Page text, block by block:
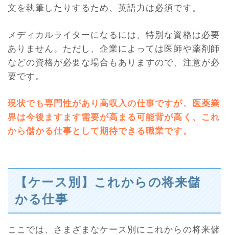
文を執筆したりするため、英語力は必須です。
メディカルライターになるには、特別な資格は必要
ありません。ただし、企業によっては医師や薬剤師
などの資格が必要な場合もありますので、注意が必
要です。
現状でも専門性があり高収入の仕事ですが、医薬業
界は今後ますます需要が高まる可能背が高く、これ
から儲かる仕事として期待できる職業です。
【ケース別】これからの将来儲
かる仕事
ここでは、さまざまなケース別にこれからの将来儲